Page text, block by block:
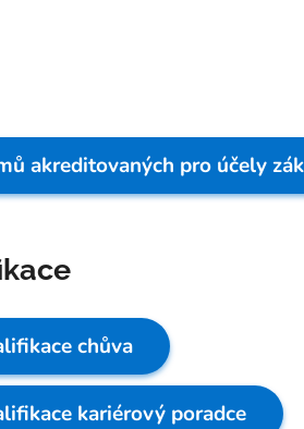
akreditovaných pro účely
chůva
kariérový poradce